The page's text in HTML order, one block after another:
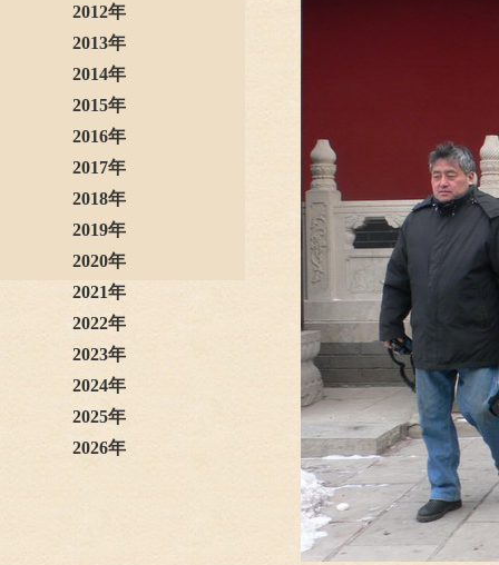
2012年
2013年
2014年
2015年
2016年
2017年
2018年
2019年
2020年
2021年
2022年
2023年
2024年
2025年
2026年